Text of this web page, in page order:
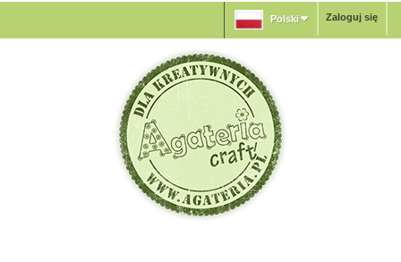
Zaloguj się
Polski